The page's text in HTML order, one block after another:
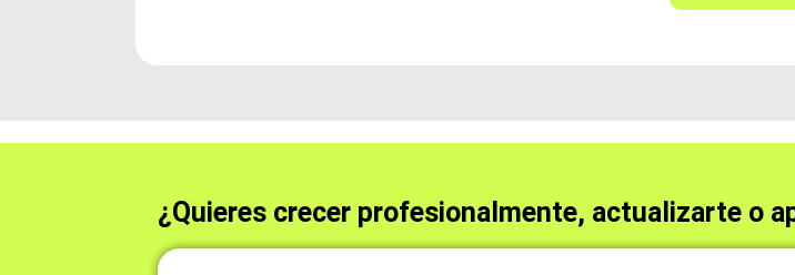
¿Quieres crecer profesionalmente, actualizarte o